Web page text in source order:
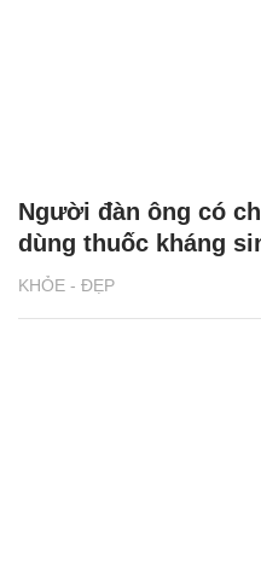
KHỎE - ĐẸP
Người đàn ông có
dùng thuốc kháng